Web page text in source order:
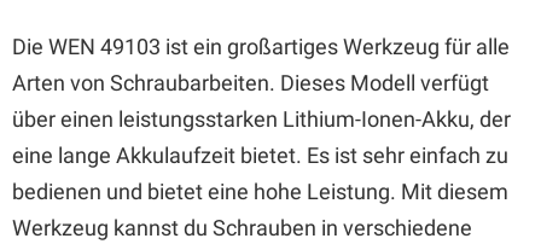
Die WEN 49103 ist ein großartiges Werkzeug für alle
Arten von Schraubarbeiten. Dieses Modell verfügt
über einen leistungsstarken Lithium-Ionen-Akku, der
eine lange Akkulaufzeit bietet. Es ist sehr einfach zu
bedienen und bietet eine hohe Leistung. Mit diesem
Werkzeug kannst du Schrauben in verschiedene